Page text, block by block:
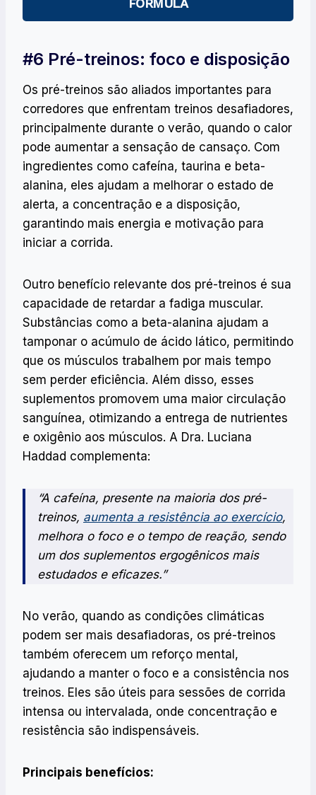
FÓRMULA
#6 Pré-treinos: foco e disposição
Os pré-treinos são aliados importantes para
corredores que enfrentam treinos desafiadores,
principalmente durante o verão, quando o calor
pode aumentar a sensação de cansaço. Com
ingredientes como cafeína, taurina e beta-
alanina, eles ajudam a melhorar o estado de
alerta, a concentração e a disposição,
garantindo mais energia e motivação para
iniciar a corrida.
Outro benefício relevante dos pré-treinos é sua
capacidade de retardar a fadiga muscular.
Substâncias como a beta-alanina ajudam a
tamponar o acúmulo de ácido lático, permitindo
que os músculos trabalhem por mais tempo
sem perder eficiência. Além disso, esses
suplementos promovem uma maior circulação
sanguínea, otimizando a entrega de nutrientes
e oxigênio aos músculos. A Dra. Luciana
Haddad complementa:
“A cafeína, presente na maioria dos pré-
treinos, aumenta a resistência ao exercício,
melhora o foco e o tempo de reação, sendo
um dos suplementos ergogênicos mais
estudados e eficazes.”
No verão, quando as condições climáticas
podem ser mais desafiadoras, os pré-treinos
também oferecem um reforço mental,
ajudando a manter o foco e a consistência nos
treinos. Eles são úteis para sessões de corrida
intensa ou intervalada, onde concentração e
resistência são indispensáveis.
Principais benefícios: